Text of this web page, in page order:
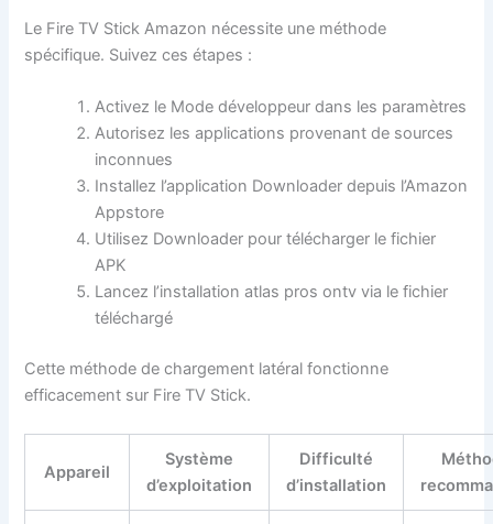
Le Fire TV Stick Amazon nécessite une méthode
spécifique. Suivez ces étapes :
Activez le Mode développeur dans les paramètres
Autorisez les applications provenant de sources
inconnues
Installez l’application Downloader depuis l’Amazon
Appstore
Utilisez Downloader pour télécharger le fichier
APK
Lancez l’installation atlas pros ontv via le fichier
téléchargé
Cette méthode de chargement latéral fonctionne
efficacement sur Fire TV Stick.
Appareil
Système
d’exploitation
Difficulté
d’installation